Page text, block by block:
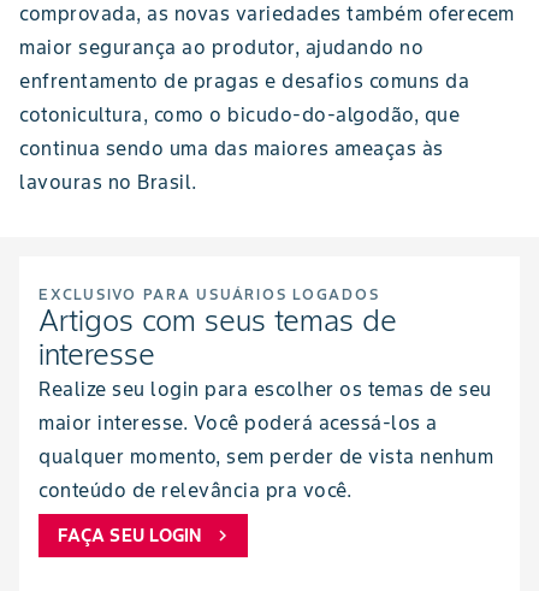
comprovada, as novas variedades também oferecem
maior segurança ao produtor, ajudando no
enfrentamento de pragas e desafios comuns da
cotonicultura, como o bicudo-do-algodão, que
continua sendo uma das maiores ameaças às
lavouras no Brasil.
EXCLUSIVO PARA USUÁRIOS LOGADOS
Artigos com seus temas de
interesse
Realize seu login para escolher os temas de seu
maior interesse. Você poderá acessá-los a
qualquer momento, sem perder de vista nenhum
conteúdo de relevância pra você.
FAÇA SEU LOGIN chevron_right